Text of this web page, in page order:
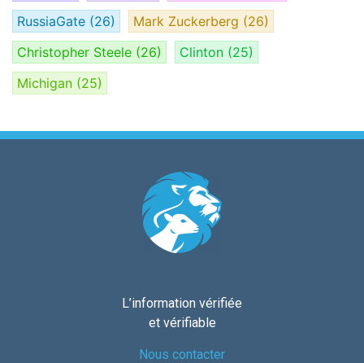
RussiaGate (26) Mark Zuckerberg (26)
Christopher Steele (26) Clinton (25)
Michigan (25)
L’information vérifiée
et vérifiable
Nous contacter